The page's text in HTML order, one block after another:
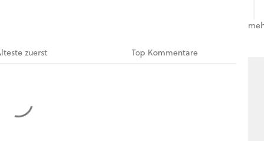
zuerst Top Kommentare